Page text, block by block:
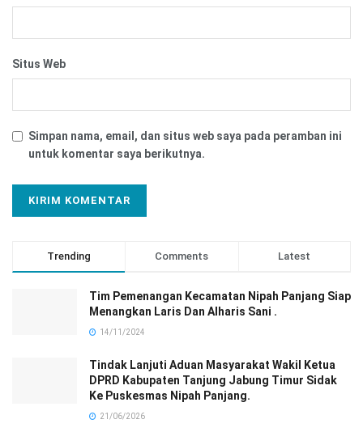
Situs Web
Simpan nama, email, dan situs web saya pada peramban ini
untuk komentar saya berikutnya.
Trending Comments Latest
Tim Pemenangan Kecamatan Nipah Panjang Siap
Menangkan Laris Dan Alharis Sani .
14/11/2024
Tindak Lanjuti Aduan Masyarakat Wakil Ketua
DPRD Kabupaten Tanjung Jabung Timur Sidak
Ke Puskesmas Nipah Panjang.
21/06/2026